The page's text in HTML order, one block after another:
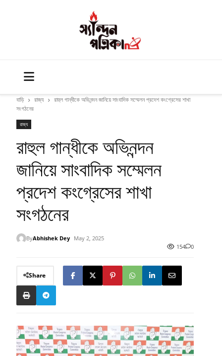
বাড়ি রাজ্য
রাহুল গান্ধীকে অভিনন্দন জানিয়ে সাংবাদিক সম্মেলন প্রদেশ কংগ্রেসের শাখা
সংগঠনের
রাজ্য
রাহুল গান্ধীকে অভিনন্দন
জানিয়ে সাংবাদিক সম্মেলন
প্রদেশ কংগ্রেসের শাখা
সংগঠনের
ByAbhishek Dey
May 2, 2025
154
0
Share